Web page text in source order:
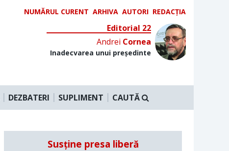
NUMĂRUL CURENT ARHIVA AUTORI REDACȚIA
Editorial 22
Andrei Cornea
Inadecvarea unui președinte
DEZBATERI SUPLIMENT CAUTĂ
Susține presa liberă